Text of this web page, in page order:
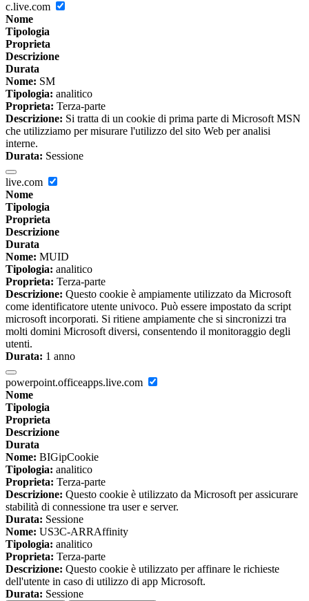
c.live.com
Nome
Tipologia
Proprieta
Descrizione
Durata
Nome: SM
Tipologia: analitico
Proprieta: Terza-parte
Descrizione: Si tratta di un cookie di prima parte di Microsoft MSN
che utilizziamo per misurare l'utilizzo del sito Web per analisi
interne.
Durata: Sessione
live.com
Nome
Tipologia
Proprieta
Descrizione
Durata
Nome: MUID
Tipologia: analitico
Proprieta: Terza-parte
Descrizione: Questo cookie è ampiamente utilizzato da Microsoft
come identificatore utente univoco. Può essere impostato da script
microsoft incorporati. Si ritiene ampiamente che si sincronizzi tra
molti domini Microsoft diversi, consentendo il monitoraggio degli
utenti.
Durata: 1 anno
powerpoint.officeapps.live.com
Nome
Tipologia
Proprieta
Descrizione
Durata
Nome: BIGipCookie
Tipologia: analitico
Proprieta: Terza-parte
Descrizione: Questo cookie è utilizzato da Microsoft per assicurare
stabilità di connessione tra user e server.
Durata: Sessione
Nome: US3C-ARRAffinity
Tipologia: analitico
Proprieta: Terza-parte
Descrizione: Questo cookie è utilizzato per affinare le richieste
dell'utente in caso di utilizzo di app Microsoft.
Durata: Sessione